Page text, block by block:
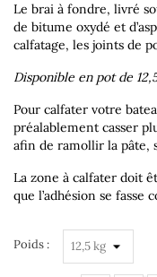
Le brai à fondre, livré
de bitume oxydé et
calfatage, les joints de
Disponible en pot de
Pour calfater votre
préalablement casser
afin de ramollir la pâte,
La zone à calfater doit
que l’adhésion se fasse
Poids :